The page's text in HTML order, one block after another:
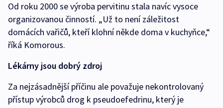
Od roku 2000 se výroba pervitinu stala navíc vysoce
organizovanou činností. „Už to není záležitost
domácích vařičů, kteří klohní někde doma v kuchyňce,“
říká Komorous.
Lékárny jsou dobrý zdroj
Za nejzásadnější příčinu ale považuje nekontrolovaný
přístup výrobců drog k pseudoefedrinu, který je